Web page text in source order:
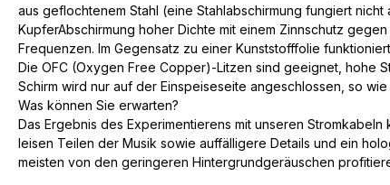
aus geflochtenem Stahl (eine Stahlabschirmung fungiert
KupferAbschirmung hoher Dichte mit einem Zinnschutz
Frequenzen. Im Gegensatz zu einer Kunststofffolie
Die OFC (Oxygen Free Copper)-Litzen sind geeignet, hohe
Schirm wird nur auf der Einspeiseseite angeschlossen, so
Was können Sie erwarten?
Das Ergebnis des Experimentierens mit unseren
leisen Teilen der Musik sowie auffälligere Details und ein
meisten von den geringeren Hintergrundgeräuschen